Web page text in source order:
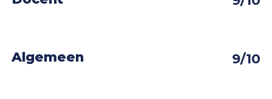
Algemeen 9/10